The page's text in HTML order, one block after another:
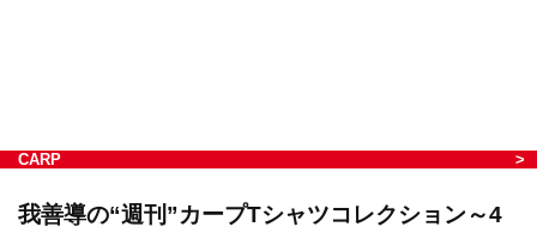
CARP
我善導の“週刊”カープTシャツコレクション～4